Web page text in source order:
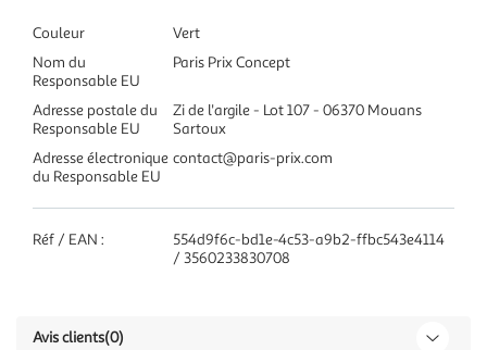
Couleur
Vert
Nom du
Responsable EU
Paris Prix Concept
Adresse postale du
Responsable EU
Zi de l'argile - Lot 107 - 06370 Mouans
Sartoux
Adresse électronique
du Responsable EU
contact@paris-prix.com
Réf / EAN :
554d9f6c-bd1e-4c53-a9b2-ffbc543e4114
/ 3560233830708
Avis clients(0)